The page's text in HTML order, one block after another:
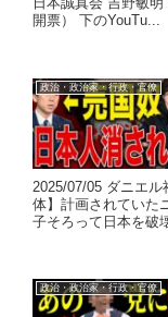
開票） 下のYouTu...
政治・政治家・行政・官僚
2025/07/05 ダニエ
体】計画されていた
子そろって日本を破
政治・政治家・行政・官僚